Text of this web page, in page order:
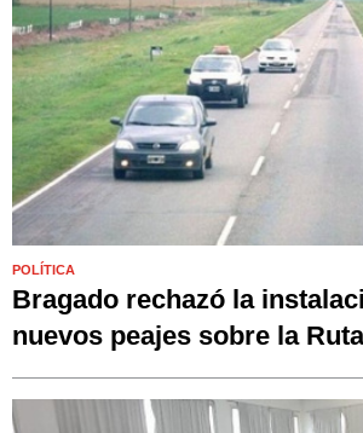
POLÍTICA
Bragado rechazó la
nuevos peajes sobre la